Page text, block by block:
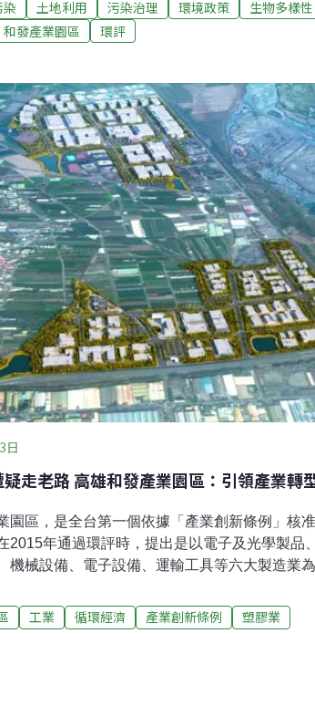
傑就直言，高雄市非常缺水的地區現在不僅用水
「污水排放到高屏溪也恐讓水質惡化，應考慮在
處與幫助，「否則民眾為何要讓你來耗費珍貴
補充再審。由於高雄市政府去年中宣布鴻海將
4公頃的智慧廠房，不免令人將其與「旗艦廠商
則說，「沒有取得業者的授權，不便透露。」
土地利用 污染治理 環境政策
生物多樣性
和發產業園區 環評
日
走老路 高雄和發產業園區：引領產業轉
園區，是全台第一個依據「產業創新條例」核
2015年通過環評時，提出是以電子及光學製品
機械設備、電子設備、運輸工具等六大製造業
12月提出環差案，提出進駐產業中，機械設備
，卻新增了一般視為高污染高耗能的塑膠製品
二次初審，一度遭環評委員張學文質疑這是「走
工業 循環經濟 產業創新條例
塑膠業